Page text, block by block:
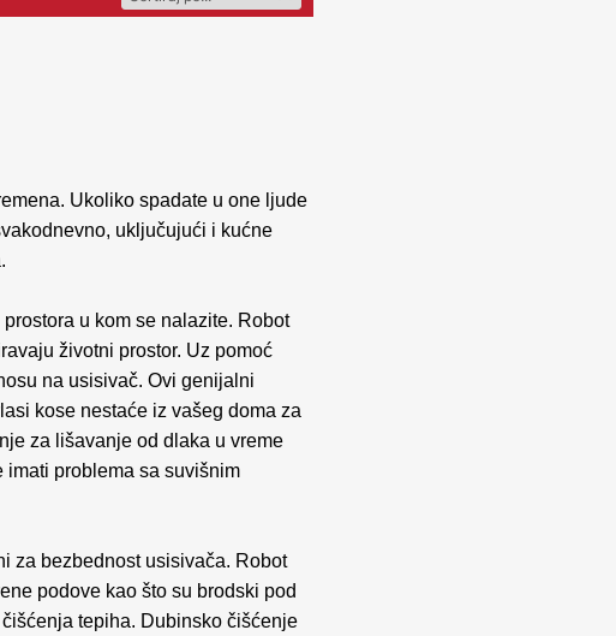
Ukoliko spadate u one ljude
uključujući i kućne
u kom se nalazite. Robot
životni prostor. Uz pomoć
na usisivač. Ovi genijalni
kose nestaće iz vašeg doma za
za lišavanje od dlaka u vreme
imati problema sa suvišnim
za bezbednost usisivača. Robot
podove kao što su brodski pod
tepiha. Dubinsko čišćenje